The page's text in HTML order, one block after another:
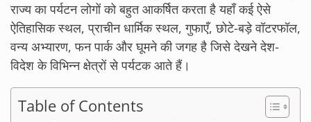
राज्य का पर्यटन लोगों को बहुत आकर्षित करता है यहाँ कई ऐसे
ऐतिहासिक स्थल, प्राचीन धार्मिक स्थल, गुफाएँ, छोटे-बड़े वॉटरफॉल,
वन्य अभ्यारण, फन पार्क और घूमने की जगह है जिसे देखने देश-
विदेश के विभिन्न क्षेत्रों से पर्यटक आते हैं।
Table of Contents